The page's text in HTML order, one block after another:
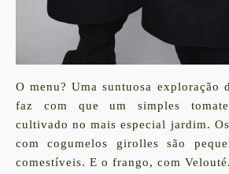
O menu? Uma suntuosa exploração
faz com que um simples
cultivado no mais especial jardim.
com cogumelos girolles são
comestíveis. E o frango, com Velouté.